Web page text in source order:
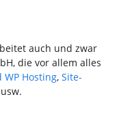
auch und zwar
die vor allem alles
WP Hosting, Site-
usw.